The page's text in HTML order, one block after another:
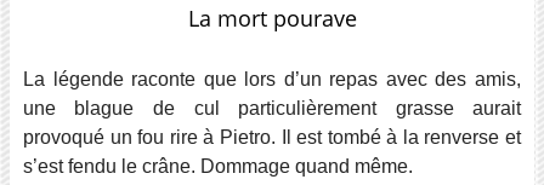
La mort pourave
La légende raconte que lors d’un repas avec des amis,
une blague de cul particulièrement grasse aurait
provoqué un fou rire à Pietro. Il est tombé à la renverse et
s’est fendu le crâne. Dommage quand même.